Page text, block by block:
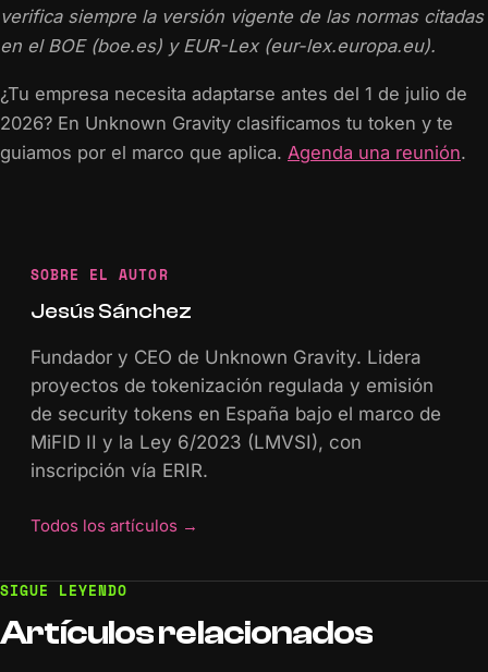
verifica siempre la versión vigente de las normas citadas
en el BOE (boe.es) y EUR-Lex (eur-lex.europa.eu).
¿Tu empresa necesita adaptarse antes del 1 de julio de
2026? En Unknown Gravity clasificamos tu token y te
guiamos por el marco que aplica. Agenda una reunión.
SOBRE EL AUTOR
Jesús Sánchez
Fundador y CEO de Unknown Gravity. Lidera
proyectos de tokenización regulada y emisión
de security tokens en España bajo el marco de
MiFID II y la Ley 6/2023 (LMVSI), con
inscripción vía ERIR.
Todos los artículos →
SIGUE LEYENDO
Artículosrelacionados